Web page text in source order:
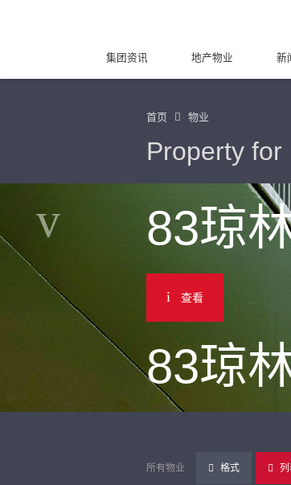
集团资讯 地产物业 新
首页 物业
Property for
83琼
查看
83琼
所有物业 格式